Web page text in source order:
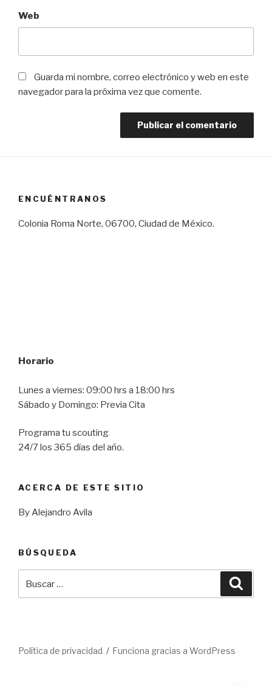
Web
Guarda mi nombre, correo electrónico y web en este
navegador para la próxima vez que comente.
ENCUÉNTRANOS
Colonia Roma Norte, 06700, Ciudad de México.
Horario
Lunes a viernes: 09:00 hrs a 18:00 hrs
Sábado y Domingo: Previa Cita
Programa tu scouting
24/7 los 365 días del año.
ACERCA DE ESTE SITIO
By Alejandro Avila
BÚSQUEDA
por:
Política de privacidad Funciona gracias a WordPress